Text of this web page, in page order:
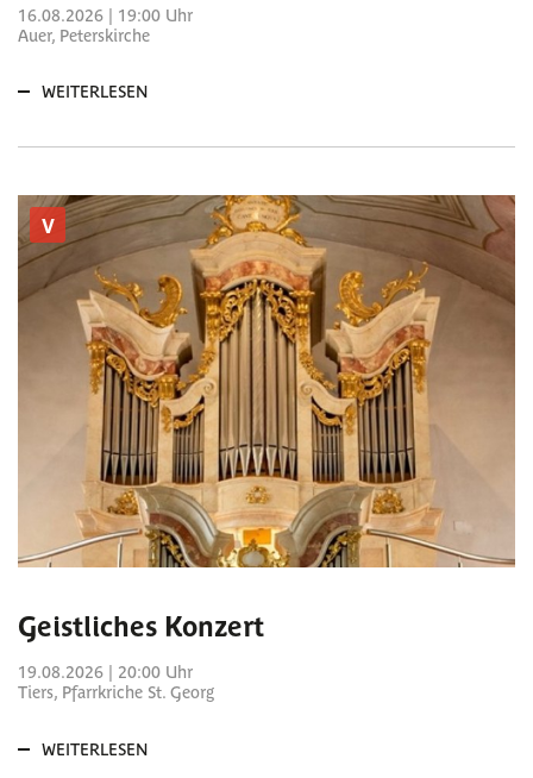
16.08.2026 | 19:00 Uhr
Auer, Peterskirche
WEITERLESEN
V
Geistliches Konzert
19.08.2026 | 20:00 Uhr
Tiers, Pfarrkriche St. Georg
WEITERLESEN